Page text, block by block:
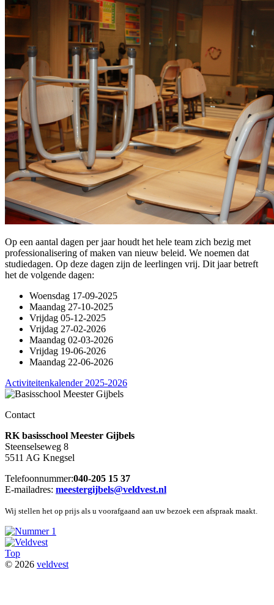
Op een aantal dagen per jaar houdt het hele team zich bezig met
professionalisering of maken van nieuw beleid. We noemen dat
studiedagen. Op deze dagen zijn de leerlingen vrij. Dit jaar betreft
het de volgende dagen:
Woensdag 17-09-2025
Maandag 27-10-2025
Vrijdag 05-12-2025
Vrijdag 27-02-2026
Maandag 02-03-2026
Vrijdag 19-06-2026
Maandag 22-06-2026
Activiteitenkalender 2025-2026
Contact
RK basisschool Meester Gijbels
Steenselseweg 8
5511 AG Knegsel
Telefoonnummer:040-205 15 37
E-mailadres: meestergijbels@veldvest.nl
Wij stellen het op prijs als u voorafgaand aan uw bezoek een afspraak maakt.
Top
© 2026 veldvest